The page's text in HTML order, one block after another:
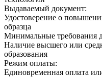
Выдаваемый документ:
Удостоверение о
образца
Минимальные требования
Наличие высшего или
образования
Режим оплаты:
Единовременная оплата